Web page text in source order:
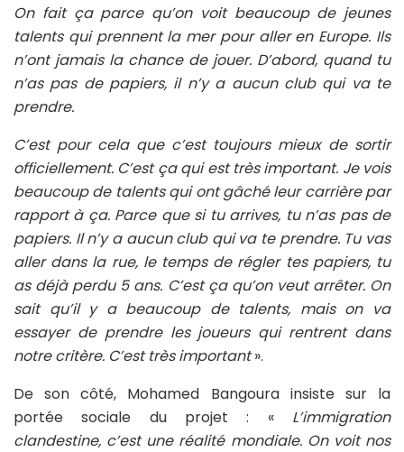
On fait ça parce qu’on voit beaucoup de jeunes
talents qui prennent la mer pour aller en Europe. Ils
n’ont jamais la chance de jouer. D’abord, quand tu
n’as pas de papiers, il n’y a aucun club qui va te
prendre.
C’est pour cela que c’est toujours mieux de sortir
officiellement. C’est ça qui est très important. Je vois
beaucoup de talents qui ont gâché leur carrière par
rapport à ça. Parce que si tu arrives, tu n’as pas de
papiers. Il n’y a aucun club qui va te prendre. Tu vas
aller dans la rue, le temps de régler tes papiers, tu
as déjà perdu 5 ans. C’est ça qu’on veut arrêter. On
sait qu’il y a beaucoup de talents, mais on va
essayer de prendre les joueurs qui rentrent dans
notre critère. C’est très important».
De son côté, Mohamed Bangoura insiste sur la
portée sociale du projet : « L’immigration
clandestine, c’est une réalité mondiale. On voit nos